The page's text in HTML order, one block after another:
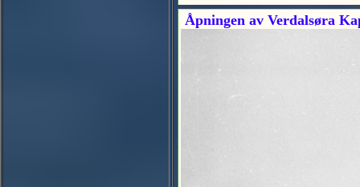
Åpningen av Verdalsøra